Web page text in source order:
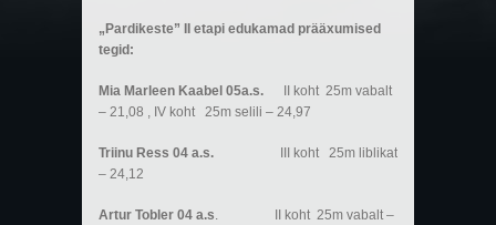
„Pardikeste” II etapi edukamad prääxumised
tegid:
Mia Marleen Kaabel 05a.s. II koht 25m vabalt
– 21,08 , IV koht 25m selili – 24,97
Triinu Ress 04 a.s. III koht 25m liblikat
– 24,12
Artur Tobler 04 a.s. II koht 25m vabalt –